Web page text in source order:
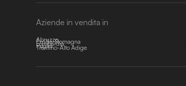
Aziende in vendita in
Abruzzo
Emilia-Romagna
Lombardia
Puglia
Trentino-Alto Adige